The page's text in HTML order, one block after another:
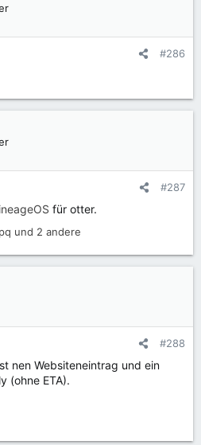
#286
#287
für otter.
und 2 andere
#288
nen Websiteneintrag und ein
(ohne ETA).